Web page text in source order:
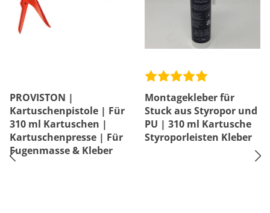
PROVISTON |
Kartuschenpistole | Für
310 ml Kartuschen |
Kartuschenpresse | Für
Fugenmasse & Kleber
Montagekleber für
Stuck aus Styropor und
PU | 310 ml Kartusche
Styroporleisten Kleber